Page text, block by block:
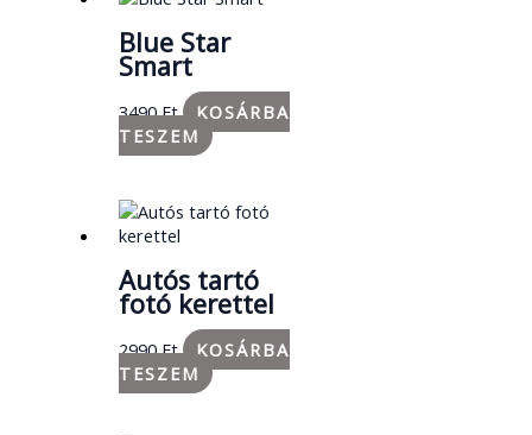
Blue Star
Smart
3490Ft
KOSÁRBA
TESZEM
Autós tartó
fotó kerettel
2990Ft
KOSÁRBA
TESZEM